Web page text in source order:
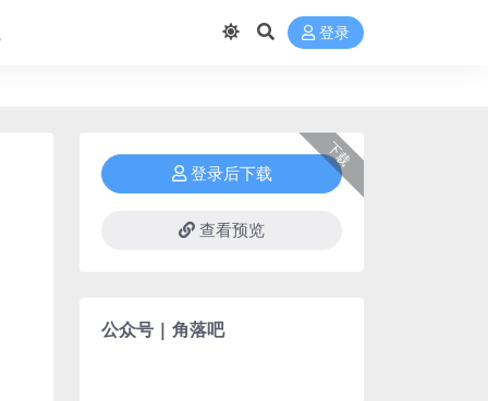
登录
下载
登录后下载
查看预览
公众号 | 角落吧